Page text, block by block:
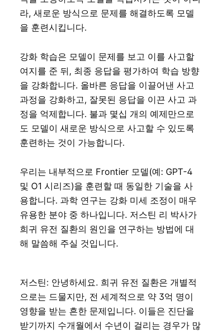
라, 새로운 방식으로 문제를 해결하도록 모델
을 훈련시킵니다.
강화 학습은 모델이 문제를 보고 이를 사고할
여지를 준 뒤, 최종 응답을 평가하여 학습 방향
을 강화합니다. 올바른 응답을 이끌어낸 사고
과정을 강화하고, 잘못된 응답을 이끈 사고 과
정을 억제합니다. 불과 몇십 개의 예제만으로
도 모델이 새로운 방식으로 사고할 수 있도록
훈련하는 것이 가능합니다.
우리는 내부적으로 Frontier 모델(예: GPT-4
및 O1 시리즈)을 훈련할 때 동일한 기술을 사
용합니다. 과학 연구는 강화 미세 조정이 매우
유용한 분야 중 하나입니다. 저스틴 리 박사가
희귀 유전 질환의 원인을 연구하는 방법에 대
해 말씀해 주실 것입니다.
저스틴: 안녕하세요. 희귀 유전 질환은 개별적
으로는 드물지만, 전 세계적으로 약 3억 명이
영향을 받는 흔한 문제입니다. 이들은 진단을
받기까지 수개월에서 수년이 걸리는 경우가 많